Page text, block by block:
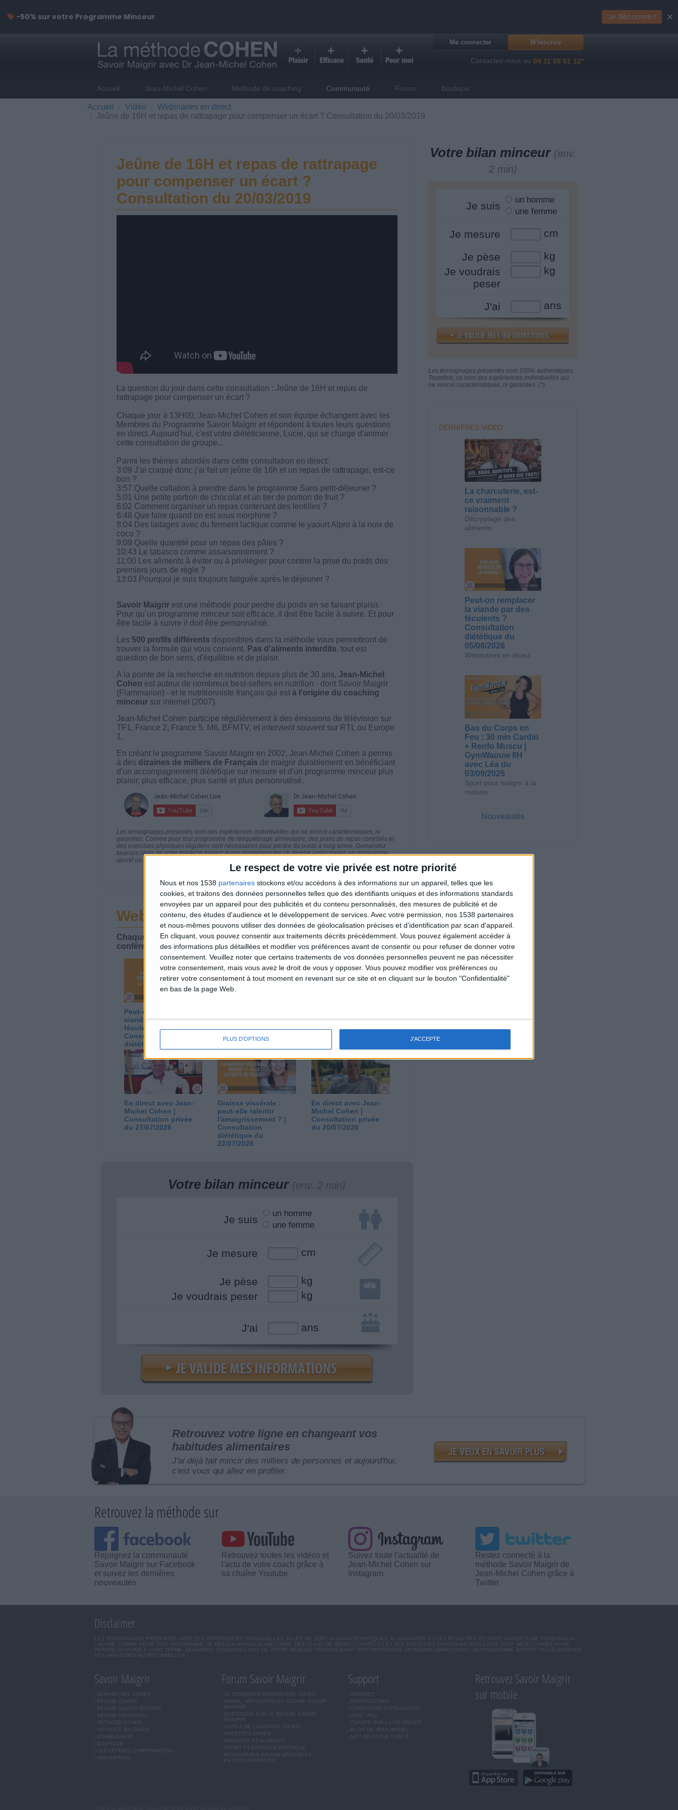
Le respect de votre vie privée est notre priorité
Nous et nos 1538 partenaires stockons et/ou accédons à des informations sur un appareil, telles que les
cookies, et traitons des données personnelles telles que des identifiants uniques et des informations standards
envoyées par un appareil pour des publicités et du contenu personnalisés, des mesures de publicité et de
contenu, des études d'audience et le développement de services. Avec votre permission, nos 1538 partenaires
et nous-mêmes pouvons utiliser des données de géolocalisation précises et d’identification par scan d'appareil.
En cliquant, vous pouvez consentir aux traitements décrits précédemment. Vous pouvez également accéder à
des informations plus détaillées et modifier vos préférences avant de consentir ou pour refuser de donner votre
consentement. Veuillez noter que certains traitements de vos données personnelles peuvent ne pas nécessiter
votre consentement, mais vous avez le droit de vous y opposer. Vous pouvez modifier vos préférences ou
retirer votre consentement à tout moment en revenant sur ce site et en cliquant sur le bouton "Confidentialité"
en bas de la page Web.
PLUS D'OPTIONS J'ACCEPTE
Me connecter M'inscrire
Contactez-nous au 04 11 88 01 12*
Accueil Jean-Michel Cohen Méthode de coaching Communauté Forum Boutique
Accueil Vidéo
Webinaires en direct
Jeûne de 16H et repas de rattrapage pour compenser un écart ? Consultation du 20/03/2019
Jeûne de 16H et repas de rattrapage
pour compenser un écart ?
Consultation du 20/03/2019
La question du jour dans cette consultation : Jeûne de 16H et repas de
rattrapage pour compenser un écart ?
Chaque jour à 13H00, Jean-Michel Cohen et son équipe échangent avec les
Membres du Programme Savoir Maigrir et répondent à toutes leurs questions
en direct. Aujourd'hui, c'est votre diététicienne, Lucie, qui se charge d'animer
cette consultation de groupe...
Parmi les thèmes abordés dans cette consultation en direct:
3:09 J'ai craqué donc j'ai fait un jeûne de 16h et un repas de rattrapage, est-ce
bon ?
3:57 Quelle collation à prendre dans le programme Sans petit-déjeuner ?
5:01 Une petite portion de chocolat et un tier de portion de fruit ?
6:02 Comment organiser un repas contenant des lentilles ?
6:48 Que faire quand on est sous morphine ?
8:04 Des laitages avec du ferment lactique comme le yaourt Alpro à la noix de
coco ?
9:09 Quelle quantité pour un repas des pâtes ?
10:43 Le tabasco comme assaisonnement ?
11:00 Les aliments à éviter ou à privilégier pour contrer la prise du poids des
premiers jours de règle ?
13:03 Pourquoi je suis toujours fatiguée après le déjeuner ?
Savoir Maigrirest une méthode pour perdre du poids en se faisant plaisir.
Pour qu’un programme minceur soit efficace, il doit être facile à suivre. Et pour
être facile à suivre il doit être personnalisé.
Les 500 profils différents disponibles dans la méthode vous permettront de
trouver la formule qui vous convient. Pas d'aliments interdits, tout est
question de bon sens, d'équilibre et de plaisir.
A la pointe de la recherche en nutrition depuis plus de 30 ans, Jean-Michel
Cohen est auteur de nombreux best-sellers en nutrition - dont Savoir Maigrir
(Flammarion) - et le nutritionniste français qui est à l'origine du coaching
minceursur internet (2007).
Jean-Michel Cohen participe régulièrement à des émissions de télévision sur
TF1, France 2, France 5, M6, BFMTV, et intervient souvent sur RTL ou Europe
1.
En créant le programme Savoir Maigrir en 2002, Jean-Michel Cohen a permis
à des dizaines de milliers de Français de maigrir durablement en bénéficiant
d'un accompagnement diététique sur mesure et d'un programme minceur plus
plaisir, plus efficace, plus santé et plus personnalisé.
Les témoignages présentés sont des expériences individuelles qui ne sont ni caractéristiques, ni
garanties. Comme pour tout programme de rééquilibrage alimentaire, des plans de repas contrôlés et
des exercices physiques réguliers sont nécessaires pour perdre du poids à long terme. Demandez
toujours l'avis de votre médecin traitant avant d'entreprendre un régime amincissant, un programme
sportif ou de modifier vos habitudes nutritionnelles.
Webinaires en direct Voir tout
Chaque semaine, posez vos questions en live en participant à des vidéo-
conférences avec Jean-Michel et les diététiciennes du programme.
Peut-on remplacer la
viande par des
féculents ?
Consultation
diététique du
05/08/2026
calories est-il trop
copieux ?
Consultation
03/08/2026
dernier kilo avant la
stabilisation ? |
29/07/2026
En direct avec Jean-
Michel Cohen |
Consultation privée
du 27/07/2026
Graisse viscérale :
peut-elle ralentir
l'amaigrissement ? |
Consultation
diététique du
22/07/2026
En direct avec Jean-
Michel Cohen |
Consultation privée
du 20/07/2026
Votre bilan minceur (env. 2 min)
Je suis
un homme
une femme
Je mesure cm
Je pèse
kg
Je voudrais peser
kg
J'ai ans
Votre bilan minceur (env.
2 min)
Je suis
un homme
une femme
Je mesure cm
Je pèse
kg
Je voudrais
peser
kg
J'ai ans
Les témoignages présentés sont 100% authentiques.
Toutefois, ce sont des expériences individuelles qui
ne sont ni caractéristiques, ni garanties. (*)
DERNIÈRES VIDÉO
La charcuterie, est-
ce vraiment
raisonnable ?
Décryptage des
aliments
Peut-on remplacer
la viande par des
féculents ?
Consultation
diététique du
05/08/2026
Webinaires en direct
Bas du Corps en
Feu : 30 min Cardio
+ Renfo Muscu |
GymWaouw 8H
avec Léa du
03/09/2025
Sport pour maigrir à la
maison
Nouveautés
Retrouvez votre ligne en changeant vos
habitudes alimentaires
J'ai déjà fait mincir des milliers de personnes et aujourd'hui,
c'est vous qui allez en profiter.
Retrouvez la méthode sur
Rejoignez la communauté
Savoir Maigrir sur Facebook
et suivez les dernières
nouveautés
Retrouvez toutes les vidéos et
l'actu de votre coach grâce à
sa chaîne Youtube
Suivez toute l'actualité de
Jean-Michel Cohen sur
Instagram
Restez connecté à la
méthode Savoir Maigrir de
Jean-Michel Cohen grâce à
Twitter
Disclaimer
LES TÉMOIGNAGES PRÉSENTÉS SONT DES EXPÉRIENCES INDIVIDUELLES. ELLES NE SONT NI CARACTÉRISTIQUES, NI GARANTIES ET LES RÉSULTATS PEUVENT VARIER D'UNE PERSONNE A
L'AUTRE. COMME POUR TOUT PROGRAMME DE RÉÉQUILIBRAGE ALIMENTAIRE, DES PLANS DE REPAS CONTRÔLÉS ET DES EXERCICES PHYSIQUES RÉGULIERS SONT NÉCESSAIRES POUR
PERDRE DU POIDS À LONG TERME. DEMANDEZ TOUJOURS L'AVIS DE VOTRE MÉDECIN TRAITANT AVANT D'ENTREPRENDRE UN RÉGIME AMINCISSANT, UN PROGRAMME SPORTIF OU DE MODIFIER
VOS HABITUDES NUTRITIONNELLES.
Savoir Maigrir
JEAN-MICHEL COHEN
RÉGIME COHEN
RÉGIME SAVOIR MAIGRIR
RÉGIME UNIVERSEL
ASTUCES JM COHEN
COMMUNAUTÉ
LES LETTRES D'INFORMATION
INSCRIPTION
Forum Savoir Maigrir
JE COMMENCE MON RÉGIME COHEN
MORAL, MOTIVATION ET RÉGIME SAVOIR
MAIGRIR
QUESTIONS SUR LE RÉGIME SAVOIR
MAIGRIR
OUTILS DE COACHING COHEN
RECETTES COHEN
PRODUITS ET ALIMENTS
SPORT ET EXERCICE PHYSIQUE
RENCONTRES SAVOIR MAIGRIR ET
PETITES ANNONCES
Support
CONTACT
RAPPELEZ-MOI
CONDITIONS D'UTILISATION
AIDE - FAQ
CHARTE SUR LA VIE PRIVÉE
BLOG DE JEAN MICHEL
MOT DE PASSE OUBLIÉ
Retrouvez Savoir Maigrir
sur mobile
-50% sur votre Programme Minceur Je découvre ! ×